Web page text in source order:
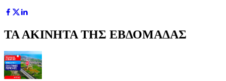
ΤΑ ΑΚΙΝΗΤΑ ΤΗΣ ΕΒΔΟΜΑΔΑΣ